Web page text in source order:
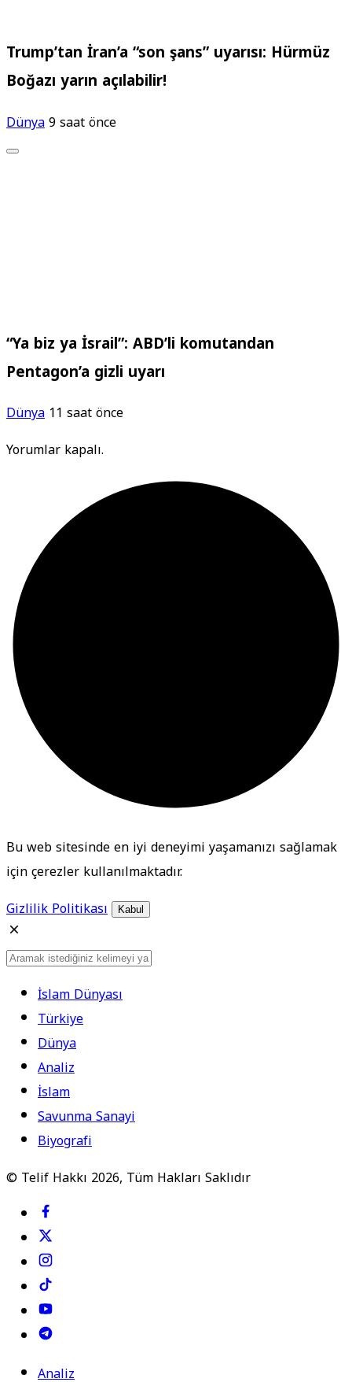
Trump’tan İran’a “son şans” uyarısı: Hürmüz
Boğazı yarın açılabilir!
Dünya9 saat önce
“Ya biz ya İsrail”: ABD’li komutandan
Pentagon’a gizli uyarı
Dünya 11 saat önce
Yorumlar kapalı.
Bu web sitesinde en iyi deneyimi yaşamanızı sağlamak
için çerezler kullanılmaktadır.
Gizlilik Politikası
Kabul
İslam Dünyası
Türkiye
Dünya
Analiz
İslam
Savunma Sanayi
Biyografi
© Telif Hakkı 2026, Tüm Hakları Saklıdır
Analiz